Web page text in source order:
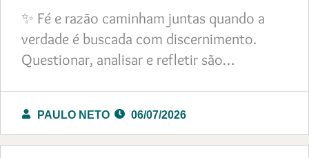
✨ Fé e razão caminham juntas quando a
verdade é buscada com discernimento.
Questionar, analisar e refletir são…
PAULO NETO 06/07/2026